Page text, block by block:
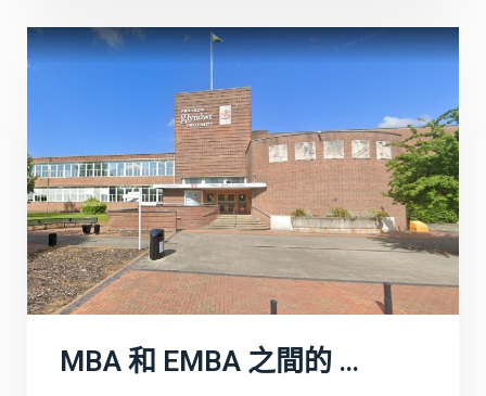
MBA 和 EMBA 之間的 5 個主要區別